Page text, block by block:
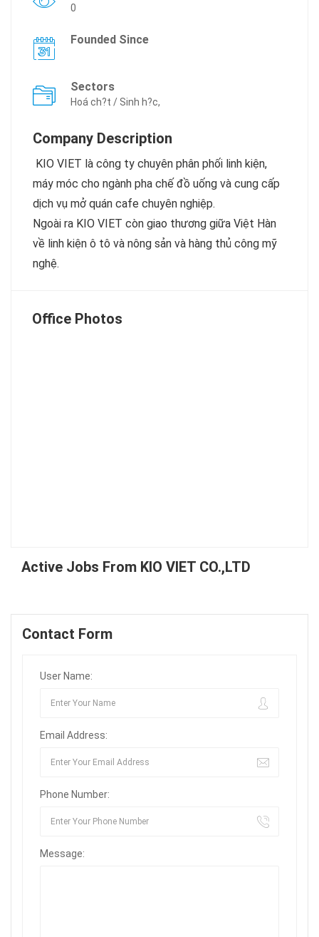
0
Founded Since
Sectors
Hoá ch?t / Sinh h?c,
Company Description
KIO VIET là công ty chuyên phân phối linh kiện,
máy móc cho ngành pha chế đồ uống và cung cấp
dịch vụ mở quán cafe chuyên nghiệp.
Ngoài ra KIO VIET còn giao thương giữa Việt Hàn
về linh kiện ô tô và nông sản và hàng thủ công mỹ
nghệ.
Office Photos
Active Jobs From KIO VIET CO.,LTD
Contact Form
User Name:
Email Address:
Phone Number:
Message: